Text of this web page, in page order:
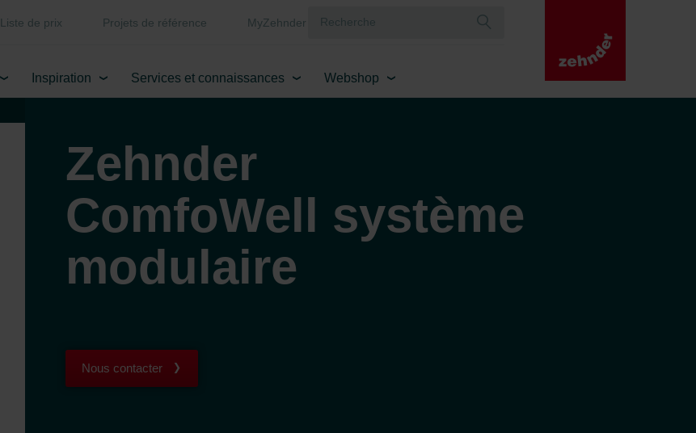
Liste de prix Projets de référence MyZehnder
Inspiration Services et connaissances Webshop
Zehnder
ComfoWell système
modulaire
Nous contacter